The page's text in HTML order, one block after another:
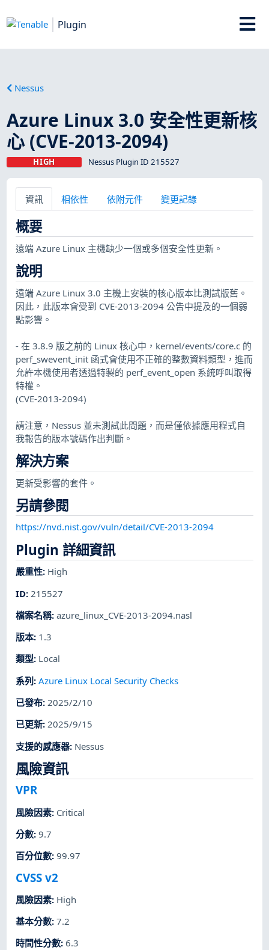
Plugin
Nessus
Azure Linux 3.0 安全性更新核
心 (CVE-2013-2094)
HIGH Nessus Plugin ID 215527
資訊 相依性 依附元件 變更記錄
概要
遠端 Azure Linux 主機缺少一個或多個安全性更新。
說明
遠端 Azure Linux 3.0 主機上安裝的核心版本比測試版舊。
因此，此版本會受到 CVE-2013-2094 公告中提及的一個弱
點影響。
- 在 3.8.9 版之前的 Linux 核心中，kernel/events/core.c 的
perf_swevent_init 函式會使用不正確的整數資料類型，進而
允許本機使用者透過特製的 perf_event_open 系統呼叫取得
特權。
(CVE-2013-2094)
請注意，Nessus 並未測試此問題，而是僅依據應用程式自
我報告的版本號碼作出判斷。
解決方案
更新受影響的套件。
另請參閱
https://nvd.nist.gov/vuln/detail/CVE-2013-2094
Plugin 詳細資訊
嚴重性: High
ID: 215527
檔案名稱:azure_linux_CVE-2013-2094.nasl
版本: 1.3
類型: Local
系列:Azure Linux Local Security Checks
已發布:2025/2/10
已更新:2025/9/15
支援的感應器: Nessus
風險資訊
VPR
風險因素: Critical
分數:9.7
百分位數:99.97
CVSS v2
風險因素: High
基本分數:7.2
時間性分數:6.3